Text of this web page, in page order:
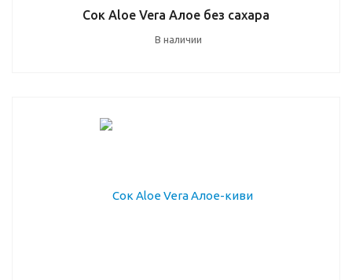
Сок Aloe Vera Алое без сахара
В наличии